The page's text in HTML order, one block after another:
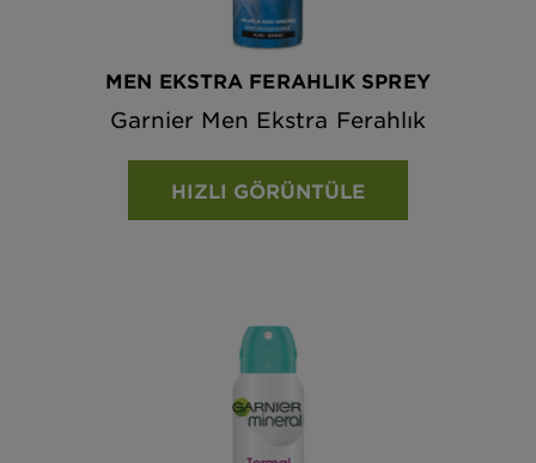
MEN EKSTRA FERAHLIK SPREY
Garnier Men Ekstra Ferahlık
HIZLI GÖRÜNTÜLE